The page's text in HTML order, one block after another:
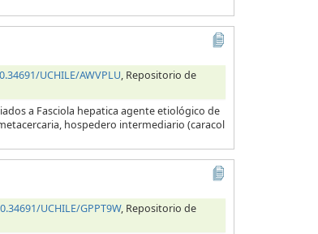
UCHILE/AWVPLU, Repositorio de
a Fasciola hepatica agente etiológico de
hospedero intermediario (caracol
UCHILE/GPPT9W, Repositorio de